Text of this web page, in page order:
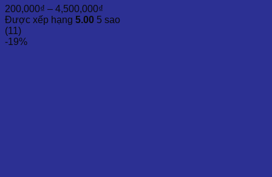
200,000₫ – 4,500,000₫
giá:
Được xếp hạng 5.00 5 sao
(11)
-19%